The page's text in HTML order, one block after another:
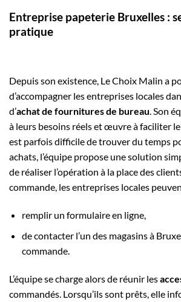
Entreprise papeterie Bruxelles :
pratique
Depuis son existence, Le Choix Malin a
d’accompagner les entreprises locales
d’achat de fournitures de bureau . Son
à leurs besoins réels et œuvre à faciliter
est parfois difficile de trouver du temps
achats, l’équipe propose une solution
de réaliser l’opération à la place des
commande, les entreprises locales
remplir un formulaire en ligne,
de contacter l’un des magasins à
commande.
L’équipe se charge alors de réunir les
commandés. Lorsqu’ils sont prêts, elle